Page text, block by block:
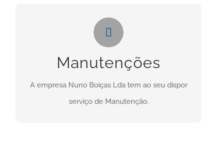
Manutenções
A empresa Nuno Boiças Lda tem ao seu dispor
serviço de Manutenção.
Manutenções
Necessita deste serviço? Clique no botão abaixo:
CONTACTO